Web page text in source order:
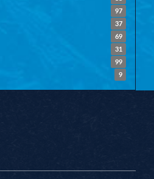
97
37
69
31
99
9